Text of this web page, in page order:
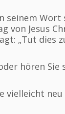
seinem Wort
von Jesus
„Tut dies
hören Sie
vielleicht